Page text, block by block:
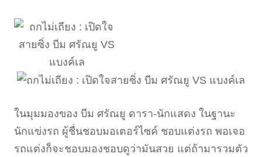
ในมุมมองของ บีม ศรัณยู ดารา-นักแสดง ในฐานะ
นักแข่งรถ ผู้ชื่นชอบมอเตอร์ไซค์ ชอบแต่งรถ พอเจอ
รถแต่งก็จะชอบมองชอบดูว่ามันสวย แต่ถ้ามารวมตัว